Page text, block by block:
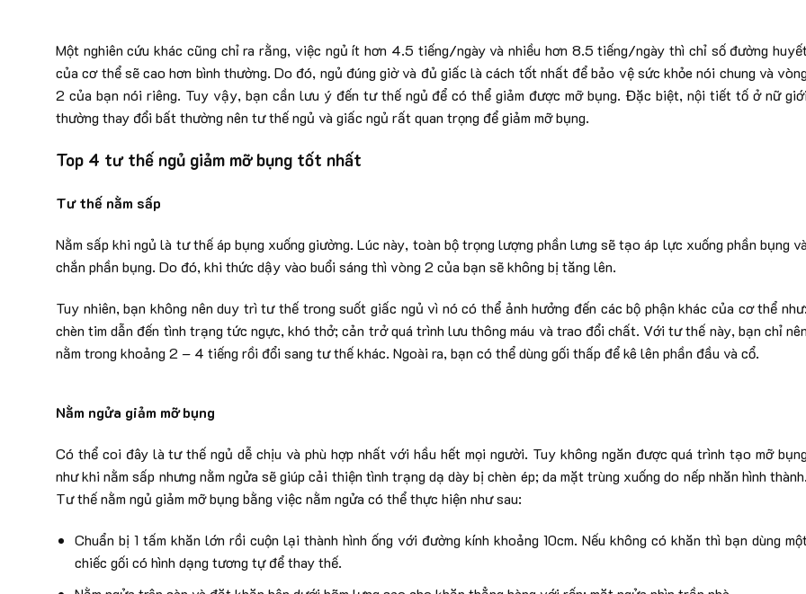
Một nghiên cứu khác cũng chỉ ra rằng, việc ngủ ít hơn 4.5 tiếng/ngày và nhiều hơn 8.5 tiếng/ngày thì chỉ số đường
của cơ thể sẽ cao hơn bình thường. Do đó, ngủ đúng giờ và đủ giấc là cách tốt nhất để bảo vệ sức khỏe nói chung và vòng
2 của bạn nói riêng. Tuy vậy, bạn cần lưu ý đến tư thế ngủ để có thể giảm được mỡ bụng. Đặc biệt, nội tiết tố ở nữ giới
thường thay đổi bất thường nên tư thế ngủ và giấc ngủ rất quan trọng để giảm mỡ bụng.
Top 4 tư thế ngủ giảm mỡ bụng tốt nhất
Tư thế nằm sấp
Nằm sấp khi ngủ là tư thế áp bụng xuống giường. Lúc này, toàn bộ trọng lượng phần lưng sẽ tạo áp lực xuống phần bụng và
chắn phần bụng. Do đó, khi thức dậy vào buổi sáng thì vòng 2 của bạn sẽ không bị tăng lên.
Tuy nhiên, bạn không nên duy trì tư thế trong suốt giấc ngủ vì nó có thể ảnh hưởng đến các bộ phận khác của cơ thể như:
chèn tim dẫn đến tình trạng tức ngực, khó thở; cản trở quá trình lưu thông máu và trao đổi chất. Với tư thế này, bạn chỉ nên
nằm trong khoảng 2 – 4 tiếng rồi đổi sang tư thế khác. Ngoài ra, bạn có thể dùng gối thấp để kê lên phần đầu và cổ.
Nằm ngửa giảm mỡ bụng
Có thể coi đây là tư thế ngủ dễ chịu và phù hợp nhất với hầu hết mọi người. Tuy không ngăn được quá trình tạo mỡ bụng
như khi nằm sấp nhưng nằm ngửa sẽ giúp cải thiện tình trạng dạ dày bị chèn ép; da mặt trùng xuống do nếp nhăn hình thành.
Tư thế nằm ngủ giảm mỡ bụng bằng việc nằm ngửa có thể thực hiện như sau:
Chuẩn bị 1 tấm khăn lớn rồi cuộn lại thành hình ống với đường kính khoảng 10cm. Nếu không có khăn thì bạn dùng
chiếc gối có hình dạng tương tự để thay thế.